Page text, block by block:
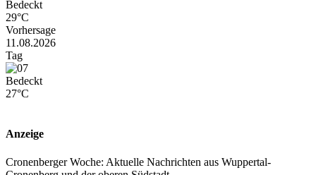
Bedeckt
29°C
Vorhersage
11.08.2026
Tag
Bedeckt
27°C
Anzeige
Cronenberger Woche: Aktuelle Nachrichten aus Wuppertal-